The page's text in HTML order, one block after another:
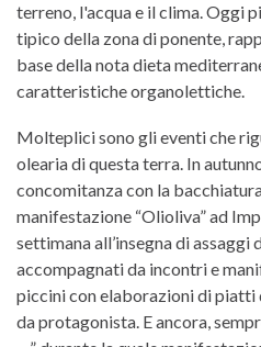
terreno, l'acqua e il clima. Oggi
tipico della zona di ponente,
base della nota dieta
caratteristiche organolettiche.
Molteplici sono gli eventi che
olearia di questa terra. In
concomitanza con la
manifestazione “Olioliva” ad
settimana all’insegna di
accompagnati da incontri e
piccini con elaborazioni di piatti
da protagonista. E ancora,